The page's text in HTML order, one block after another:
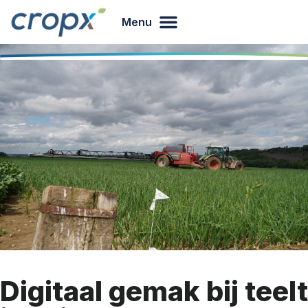
Menu
Digitaal gemak bij teelt